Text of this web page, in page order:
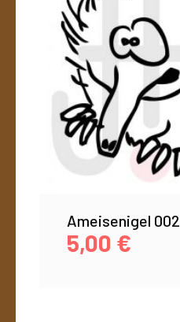
Ameisenigel 002
5,00 €